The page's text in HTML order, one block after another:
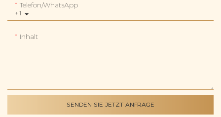
+1
Telefon/WhatsApp
Inhalt
SENDEN SIE JETZT ANFRAGE